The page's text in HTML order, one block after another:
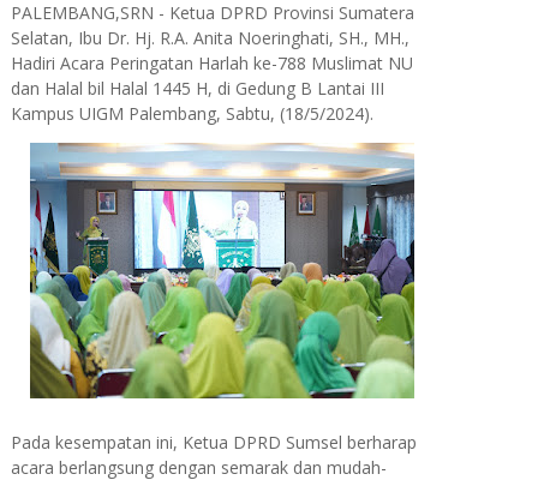
PALEMBANG,SRN - Ketua DPRD Provinsi Sumatera
Selatan, Ibu Dr. Hj. R.A. Anita Noeringhati, SH., MH.,
Hadiri Acara Peringatan Harlah ke-788 Muslimat NU
dan Halal bil Halal 1445 H, di Gedung B Lantai III
Kampus UIGM Palembang, Sabtu, (18/5/2024).
Pada kesempatan ini, Ketua DPRD Sumsel berharap
acara berlangsung dengan semarak dan mudah-